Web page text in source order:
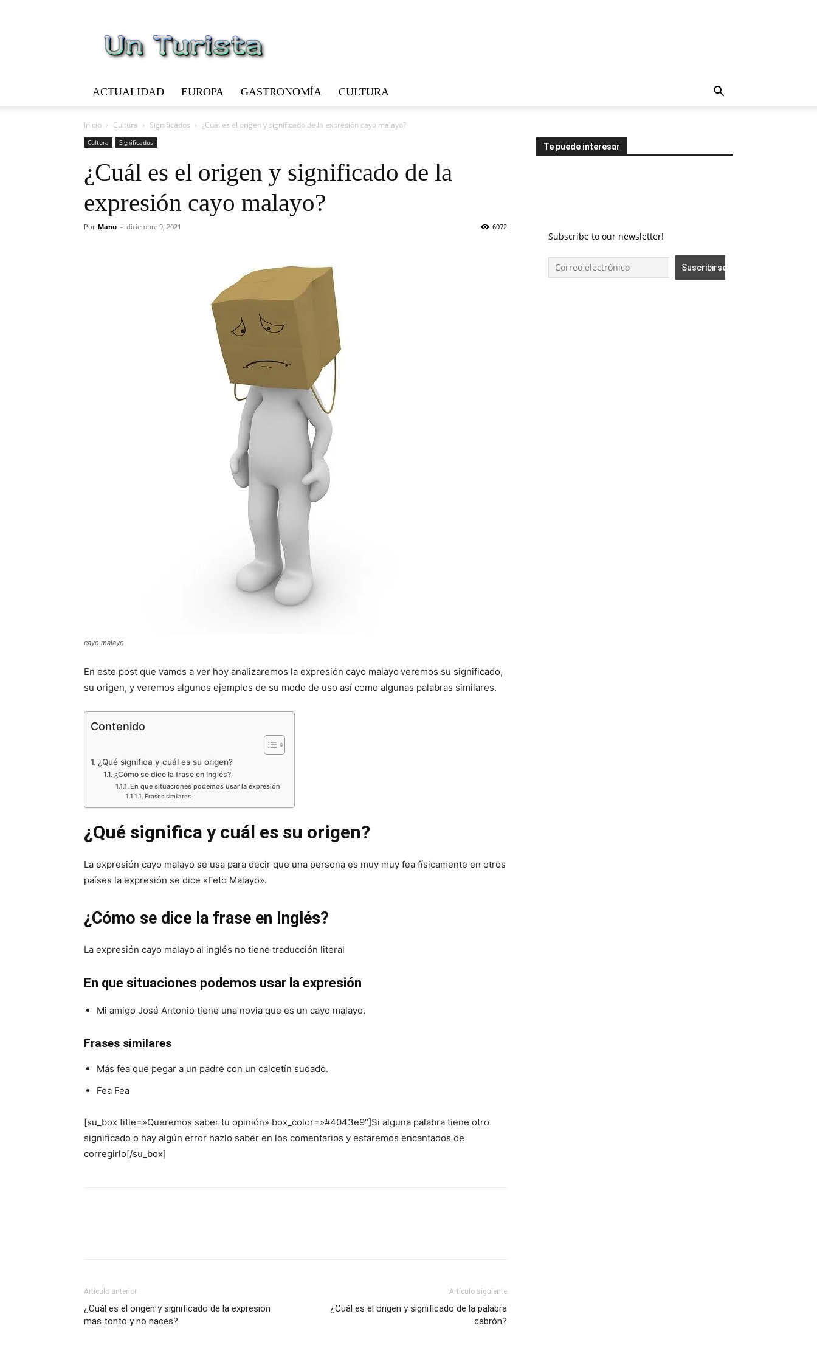
Turista
ACTUALIDAD EUROPA GASTRONOMÍA CULTURA
Inicio Cultura Significados ¿Cuál es el origen y significado de la expresión cayo malayo?
Cultura Significados
¿Cuál es el origen y significado de la
expresión cayo malayo?
Por Manu - diciembre 9, 2021 6072
cayo malayo
En este post que vamos a ver hoy analizaremos la expresión cayo malayo veremos su significado,
su origen, y veremos algunos ejemplos de su modo de uso así como algunas palabras similares.
Contenido
¿Qué significa y cuál es su origen?
¿Cómo se dice la frase en Inglés?
En que situaciones podemos usar la expresión
Frases similares
¿Qué significa y cuál es su origen?
La expresión cayo malayo se usa para decir que una persona es muy muy fea físicamente en otros
países la expresión se dice «Feto Malayo».
¿Cómo se dice la frase en Inglés?
La expresión cayo malayo al inglés no tiene traducción literal
En que situaciones podemos usar la expresión
Mi amigo José Antonio tiene una novia que es un cayo malayo.
Frases similares
Más fea que pegar a un padre con un calcetín sudado.
Fea Fea
[su_box title=»Queremos saber tu opinión» box_color=»#4043e9″]Si alguna palabra tiene otro
significado o hay algún error hazlo saber en los comentarios y estaremos encantados de
corregirlo[/su_box]
Artículo anterior
¿Cuál es el origen y significado de la expresión
mas tonto y no naces?
Artículo siguiente
¿Cuál es el origen y significado de la palabra
cabrón?
Te puede interesar
Subscribe to our newsletter!